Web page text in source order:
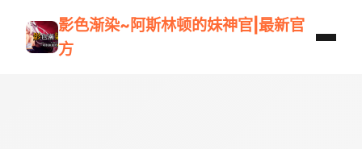
影色渐染~阿斯林顿的妹神官|最新官
方